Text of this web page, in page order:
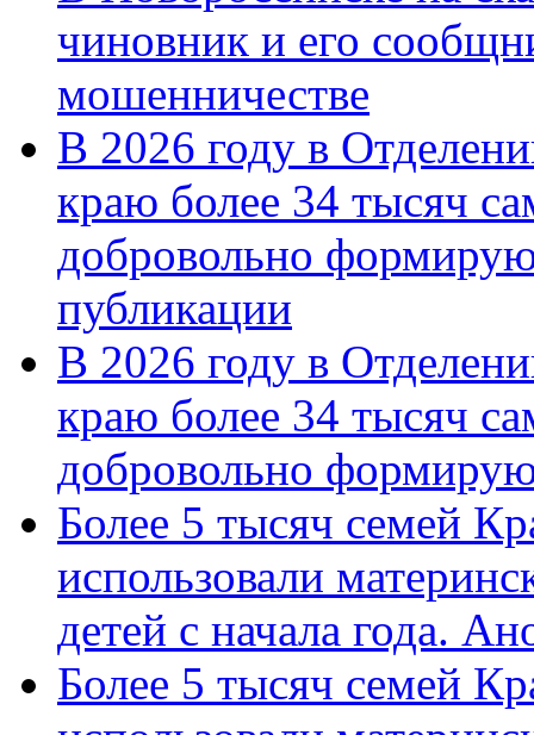
чиновник и его
мошенничестве
В 2026 году в
краю более 34 тысяч
добровольно
публикации
В 2026 году в
краю более 34 тысяч
добровольно
Более 5 тысяч семей
использовали
детей с начала года.
Более 5 тысяч семей